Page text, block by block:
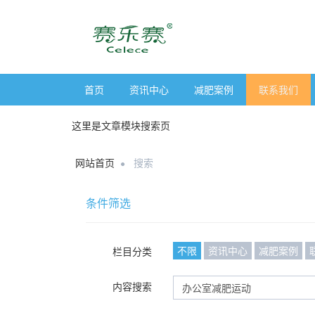
首页 资讯中心 减肥案例 联系我们
这里是文章模块搜索页
网站首页 搜索
条件筛选
栏目分类 不限 资讯中心 减肥案例
内容搜索